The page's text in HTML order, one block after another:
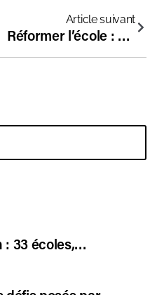
Article suivant
Réformer l’école : mieux éduquer à moindre coût
: 33 écoles,…